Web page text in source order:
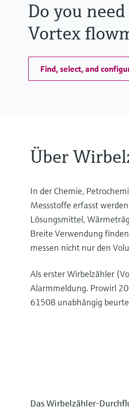
Do you
Vortex
Find, select, and
Über
In der Chemie,
Messstoffe erfasst
Lösungsmittel,
Breite Verwendung
messen nicht nur den
Als erster Wirbelzähler
Alarmmeldung. Prowirl
61508 unabhängig
Das Wirbelzähler-